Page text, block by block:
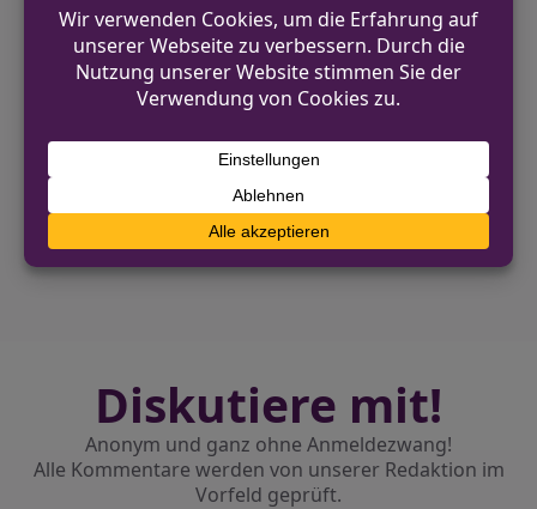
https://mettmann.polizei.nrw .
VORHERIGER BEITRAG
Schwerte – Einbruch in Wohnung eines
Mehrfamilienhauses
NÄCHSTER BEITRAG
Betrunkener pöbelt an Supermarkt –
Ingewahrsamnahme nach Platzverweis
Diskutiere mit!
Anonym und ganz ohne Anmeldezwang!
Alle Kommentare werden von unserer Redaktion im
Vorfeld geprüft.